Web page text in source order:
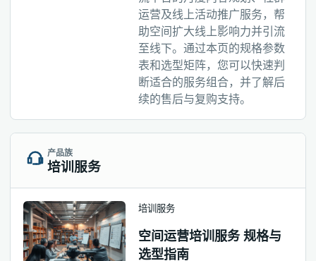
运营及线上活动推广服务，帮
助空间扩大线上影响力并引流
至线下。通过本页的规格参数
表和选型矩阵，您可以快速判
断适合的服务组合，并了解后
续的售后与复购支持。
产品族
培训服务
培训服务
空间运营培训服务 规格与
选型指南